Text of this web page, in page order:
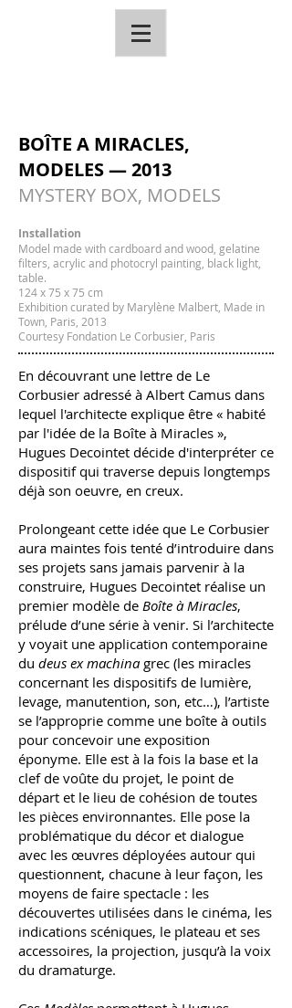
BOÎTE A MIRACLES,
MODELES — 2013
MYSTERY BOX, MODELS
Installation
Model made with cardboard and wood, gelatine
filters, acrylic and photocryl painting, black light,
table.
124 x 75 x 75 cm
Exhibition curated by Marylène Malbert, Made in
Town, Paris, 2013
Courtesy Fondation Le Corbusier, Paris
En découvrant une lettre de Le
Corbusier adressé à Albert Camus dans
lequel l'architecte explique être « habité
par l'idée de la Boîte à Miracles »,
Hugues Decointet décide d'interpréter ce
dispositif qui traverse depuis longtemps
déjà son oeuvre, en creux.
Prolongeant cette idée que Le Corbusier
aura maintes fois tenté d’introduire dans
ses projets sans jamais parvenir à la
construire, Hugues Decointet réalise un
premier modèle de Boîte à Miracles,
prélude d’une série à venir. Si l’architecte
y voyait une application contemporaine
du deus ex machinagrec (les miracles
concernant les dispositifs de lumière,
levage, manutention, son, etc…), l’artiste
se l’approprie comme une boîte à outils
pour concevoir une exposition
éponyme. Elle est à la fois la base et la
clef de voûte du projet, le point de
départ et le lieu de cohésion de toutes
les pièces environnantes. Elle pose la
problématique du décor et dialogue
avec les œuvres déployées autour qui
questionnent, chacune à leur façon, les
moyens de faire spectacle : les
découvertes utilisées dans le cinéma, les
indications scéniques, le plateau et ses
accessoires, la projection, jusqu’à la voix
du dramaturge.